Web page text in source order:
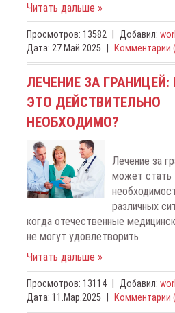
Читать дальше »
Просмотров: 13582 Добавил:
Дата: 27.Май.2025 Комментарии
ЛЕЧЕНИЕ ЗА ГРАНИЦЕЙ:
ЭТО ДЕЙСТВИТЕЛЬНО
НЕОБХОДИМО?
Лечение за
может стать
различных
когда отечественные
не могут удовлетворить
Читать дальше »
Просмотров: 13114 Добавил:
Дата: 11.Мар.2025 Комментарии